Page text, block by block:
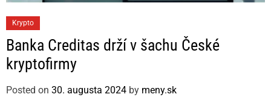
a
t
e
o
Krypto
Banka Creditas drží v šachu České
kryptofirmy
Posted on 30. augusta 2024 by meny.sk